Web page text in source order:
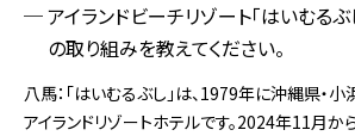
アイランドビーチリゾート「はいむる
の取り組みを教えてください。
八馬：「はいむるぶし」は、1979年に沖縄県・
アイランドリゾートホテルです。2024年11月か